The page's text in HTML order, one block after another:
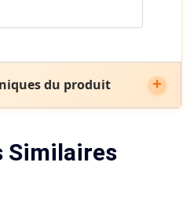
du produit
Similaires